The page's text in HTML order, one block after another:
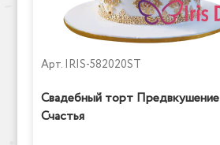
Арт. IRIS-582020ST
Свадебный торт Предвкушение
Счастья